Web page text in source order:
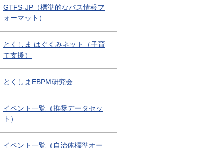
GTFS-JP（標準的なバス情報フ
ォーマット）
とくしま はぐくみネット（子育
て支援）
とくしまEBPM研究会
イベント一覧（推奨データセッ
ト）
イベント一覧（自治体標準オー